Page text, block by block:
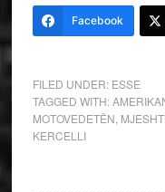
Facebook
FILED UNDER: ESSE
TAGGED WITH:
MOTOVEDETËN
KERCELLI